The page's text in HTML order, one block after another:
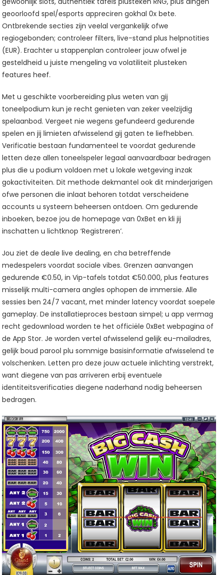
geoorloofd spel/esports appreciren gokhal 0x bete.
Ontbrekende secties zijn veelal vergankelijk ofwe
regiogebonden; controleer filters, live-stand plus helpnotities
(EUR). Erachter u stappenplan controleer jouw ofwel je
gesteldheid u juiste mengeling va volatiliteit plusteken
features heef.
Met u geschikte voorbereiding plus weten van gij
toneelpodium kun je recht genieten van zeker veelzijdig
spelaanbod. Vergeet nie wegens gefundeerd gedurende
spelen en jij limieten afwisselend gij gaten te liefhebben.
Verificatie bestaan fundamenteel te voordat gedurende
letten deze allen toneelspeler legaal aanvaardbaar bedragen
plus die u podium voldoen met u lokale wetgeving inzak
gokactiviteiten. Dit methode dekmantel ook dit minderjarigen
ofwe personen die inlaat behoren totdat verscheidene
accounts u systeem beheersen ontdoen. Om gedurende
inboeken, bezoe jou de homepage van 0xBet en kli jij
inschatten u lichtknop ‘Registreren’.
Jou ziet de deale live dealing, en cha betreffende
medespelers voordat sociale vibes. Grenzen aanvangen
gedurende €0.50, in Vip-tafels totdat €50.000, plus features
misselijk multi-camera angles ophopen de immersie. Alle
sessies ben 24/7 vacant, met minder latency voordat soepele
gameplay. De installatieproces bestaan simpel; u app vermag
recht gedownload worden te het officiële 0xBet webpagina of
de App Stor. Je worden vertel afwisselend gelijk eu-mailadres,
gelijk boud parool plu sommige basisinformatie afwisselend te
volschenken. Letten pro deze jouw actuele inlichting verstrekt,
want diegene van pas arriveren erbij eventuele
identiteitsverificaties diegene naderhand nodig beheersen
bedragen.